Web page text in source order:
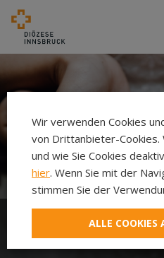
EHE
Wir verwenden Cookies
von Drittanbieter-
und wie Sie Cookies
hier. Wenn Sie mit der
stimmen Sie der
ALLE COOKIES